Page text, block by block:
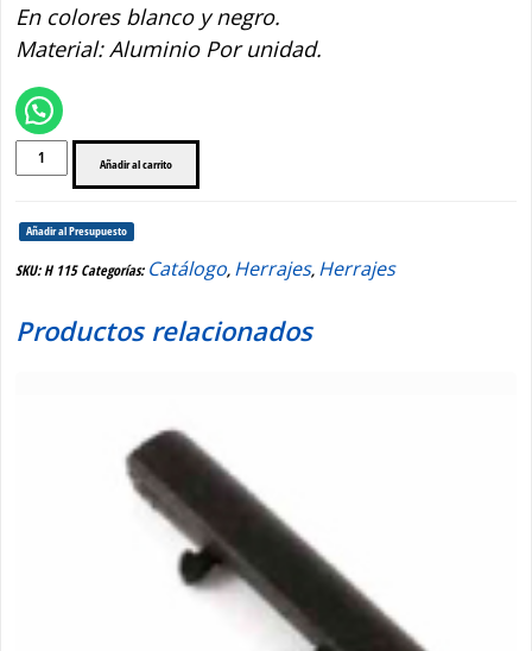
En colores blanco y negro.
Material: Aluminio Por unidad.
115
Añadir al carrito
Añadir al Presupuesto
SKU:H 115 Categorías: Catálogo, Herrajes, Herrajes
Productos relacionados